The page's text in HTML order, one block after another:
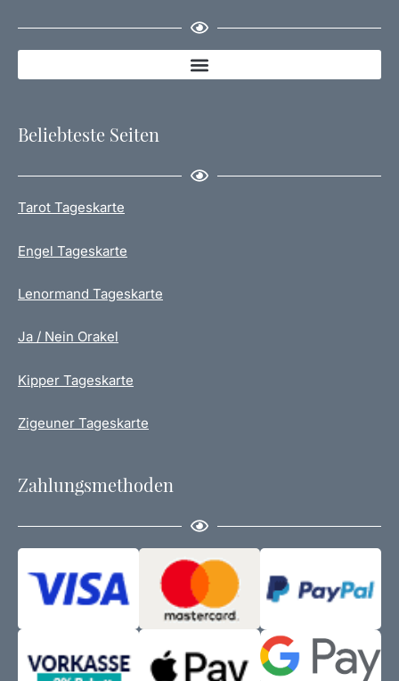
Beliebteste Seiten
Tarot Tageskarte
Engel Tageskarte
Lenormand Tageskarte
Ja / Nein Orakel
Kipper Tageskarte
Zigeuner Tageskarte
Zahlungsmethoden